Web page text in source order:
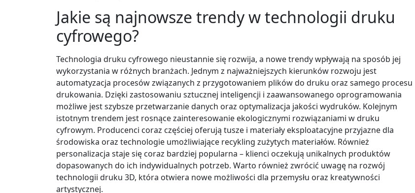
Jakie są najnowsze trendy w technologii druku
cyfrowego?
Technologia druku cyfrowego nieustannie się rozwija, a nowe trendy wpływają na sposób jej
wykorzystania w różnych branżach. Jednym z najważniejszych kierunków rozwoju jest
automatyzacja procesów związanych z przygotowaniem plików do druku oraz samego procesu
drukowania. Dzięki zastosowaniu sztucznej inteligencji i zaawansowanego oprogramowania
możliwe jest szybsze przetwarzanie danych oraz optymalizacja jakości wydruków. Kolejnym
istotnym trendem jest rosnące zainteresowanie ekologicznymi rozwiązaniami w druku
cyfrowym. Producenci coraz częściej oferują tusze i materiały eksploatacyjne przyjazne dla
środowiska oraz technologie umożliwiające recykling zużytych materiałów. Również
personalizacja staje się coraz bardziej popularna – klienci oczekują unikalnych produktów
dopasowanych do ich indywidualnych potrzeb. Warto również zwrócić uwagę na rozwój
technologii druku 3D, która otwiera nowe możliwości dla przemysłu oraz kreatywności
artystycznej.